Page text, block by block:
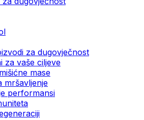
za dugovječnost
za vaše ciljeve
mase
mršavljenje
performansi